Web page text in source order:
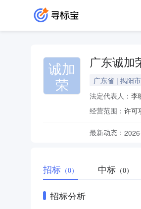
诚加
荣
广东诚加
广东省 | 揭阳市
法定代表人： 李
经营范围：
最新动态：
招标 （0） 中标 （0）
招标分析